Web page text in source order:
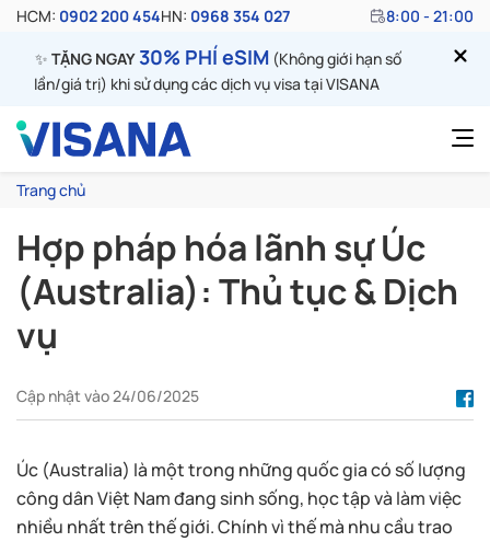
HCM: 0902 200 454HN: 0968 354 027 8:00 - 21:00
✨ TẶNG NGAY30% PHÍ eSIM (Không giới hạn số
lần/giá trị) khi sử dụng các dịch vụ visa tại VISANA
Trang chủ
Hợp pháp hóa lãnh sự Úc
(Australia): Thủ tục & Dịch
vụ
Cập nhật vào 24/06/2025
Úc (Australia) là một trong những quốc gia có số lượng
công dân Việt Nam đang sinh sống, học tập và làm việc
nhiều nhất trên thế giới. Chính vì thế mà nhu cầu trao